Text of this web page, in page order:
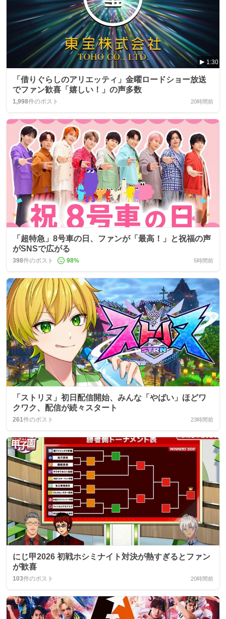
1:30
「借りぐらしのアリエッティ」金曜ロードショー放送
でファン歓喜「嬉しい！」の声多数
1,998件のポスト 20時間前
「超特急」8号車の日、ファンが「最高！」と祝福の声
がSNSで広がる
398件のポスト 98% 5時間前
「ストリヌ」初日配信開始、みんな「やばい」ほどワ
クワク、配信が続々スタート
261件のポスト 23時間前
にじ甲2026 初戦ホシミナイト対決が熱すぎるとファン
が歓喜
103件のポスト 20時間前